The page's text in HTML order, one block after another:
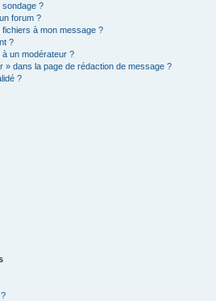
sondage ?
forum ?
à mon message ?
?
un modérateur ?
» dans la page de rédaction de message ?
?